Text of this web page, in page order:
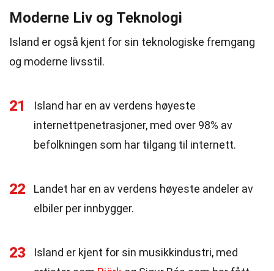
Moderne Liv og Teknologi
Island er også kjent for sin teknologiske fremgang
og moderne livsstil.
21
Island har en av verdens høyeste
internettpenetrasjoner, med over 98% av
befolkningen som har tilgang til internett.
22
Landet har en av verdens høyeste andeler av
elbiler per innbygger.
23
Island er kjent for sin musikkindustri, med